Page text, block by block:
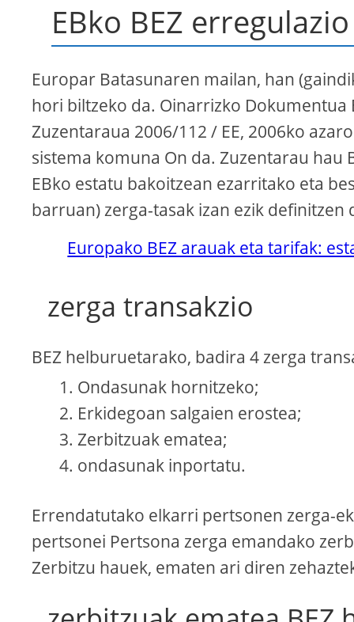
EBko BEZ erregulazio
Europar Batasunaren mailan, han
hori biltzeko da. Oinarrizko Dokumentua
Zuzentaraua 2006/112 / EE, 2006ko
sistema komuna On da. Zuzentarau hau
EBko estatu bakoitzean ezarritako eta
barruan) zerga-tasak izan ezik definitzen
Europako BEZ arauak eta tarifak:
zerga transakzio
BEZ helburuetarako, badira 4 zerga
Ondasunak hornitzeko;
Erkidegoan salgaien erostea;
Zerbitzuak ematea;
ondasunak inportatu.
Errendatutako elkarri pertsonen zerga-
pertsonei Pertsona zerga emandako
Zerbitzu hauek, ematen ari diren